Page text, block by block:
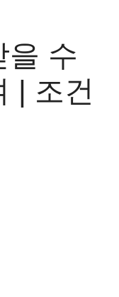
을 수
| 조건